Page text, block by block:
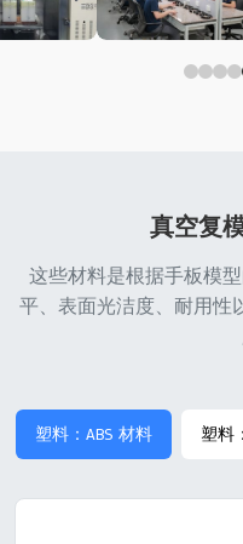
真空复
这些材料是根据手板模
平、表面光洁度、耐用性
塑料：ABS 材料 塑料